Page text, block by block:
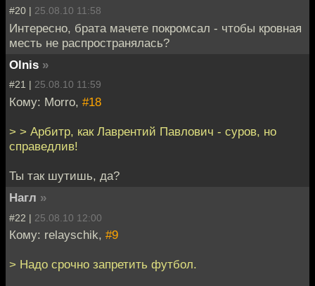
#20 | 25.08.10 11:58
Интересно, брата мачете покромсал - чтобы кровная
месть не распространялась?
Olnis »
#21 | 25.08.10 11:59
Кому: Morro, #18
> > Арбитр, как Лаврентий Павлович - суров, но
справедлив!
Ты так шутишь, да?
Нагл »
#22 | 25.08.10 12:00
Кому: relayschik, #9
> Надо срочно запретить футбол.